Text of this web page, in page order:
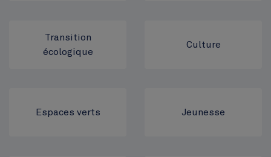
Transition
écologique
Culture
Espaces verts Jeunesse